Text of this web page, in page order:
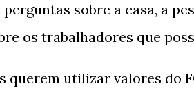
perguntas sobre a casa, a
os trabalhadores que
querem utilizar valores do